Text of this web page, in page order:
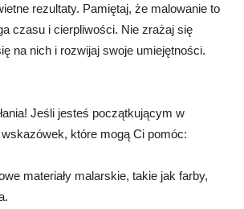
rezultaty. Pamiętaj, że malowanie to
czasu i cierpliwości. Nie zrażaj się
na nich i rozwijaj swoje umiejętności.
Jeśli jesteś początkującym w
które mogą Ci pomóc:
materiały malarskie, takie jak farby,